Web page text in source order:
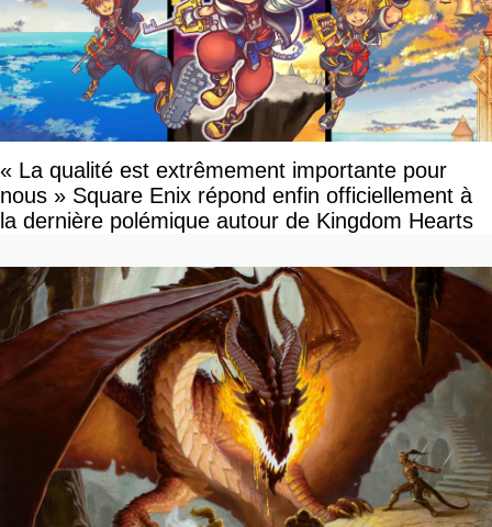
« La qualité est extrêmement importante pour
nous » Square Enix répond enfin officiellement à
la dernière polémique autour de Kingdom Hearts